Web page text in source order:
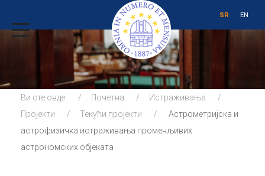
SR EN
Ви сте овде: Почетна
Истраживања
Пројекти
Текући пројекти
Астрометријска и
астрофизичка истраживања променљивих
астрономских објеката